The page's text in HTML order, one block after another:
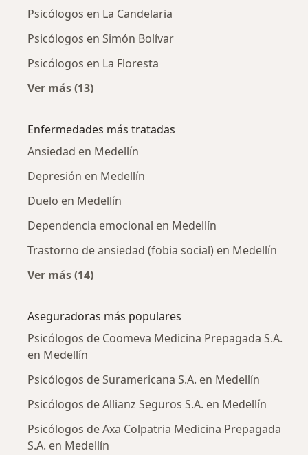
Psicólogos en La Candelaria
Psicólogos en Simón Bolívar
Psicólogos en La Floresta
Ver más (13)
Enfermedades más tratadas
Ansiedad en Medellín
Depresión en Medellín
Duelo en Medellín
Dependencia emocional en Medellín
Trastorno de ansiedad (fobia social) en Medellín
Ver más (14)
Aseguradoras más populares
Psicólogos de Coomeva Medicina Prepagada S.A.
en Medellín
Psicólogos de Suramericana S.A. en Medellín
Psicólogos de Allianz Seguros S.A. en Medellín
Psicólogos de Axa Colpatria Medicina Prepagada
S.A. en Medellín